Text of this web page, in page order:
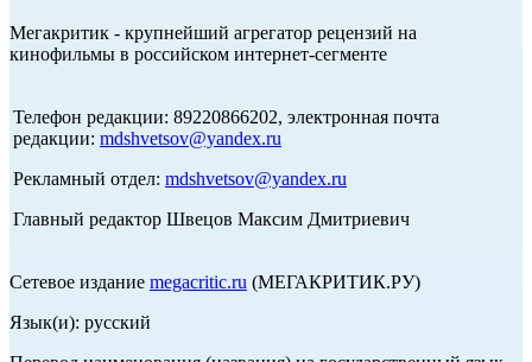
Мегакритик - крупнейший агрегатор рецензий на
кинофильмы в российском интернет-сегменте
Телефон редакции: 89220866202, электронная почта
редакции: mdshvetsov@yandex.ru
Рекламный отдел: mdshvetsov@yandex.ru
Главный редактор Швецов Максим Дмитриевич
Сетевое издание megacritic.ru (МЕГАКРИТИК.РУ)
Язык(и): русский